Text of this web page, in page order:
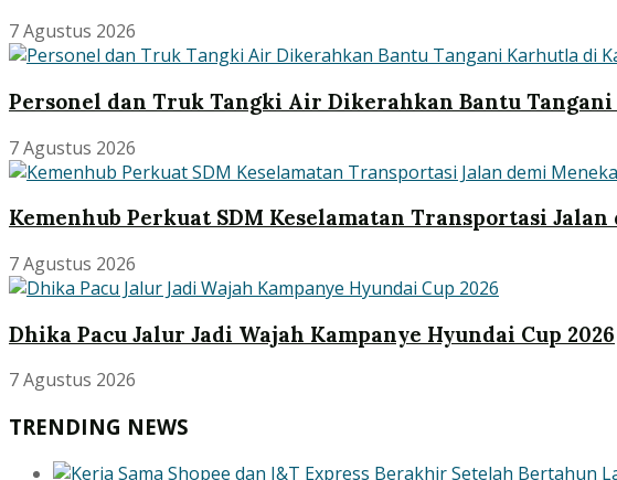
7 Agustus 2026
Personel dan Truk Tangki Air Dikerahkan Bantu
7 Agustus 2026
Kemenhub Perkuat SDM Keselamatan Transportasi
7 Agustus 2026
Dhika Pacu Jalur Jadi Wajah Kampanye Hyundai Cup 2026
7 Agustus 2026
TRENDING NEWS